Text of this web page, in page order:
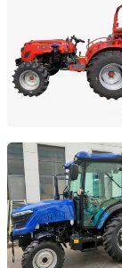
Changli
Shandong,
Weifang
Shandong,